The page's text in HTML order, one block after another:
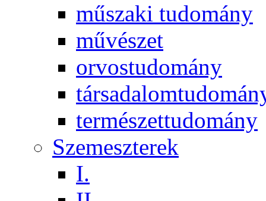
műszaki tudomány
művészet
orvostudomány
természettudomány
Szemeszterek
I.